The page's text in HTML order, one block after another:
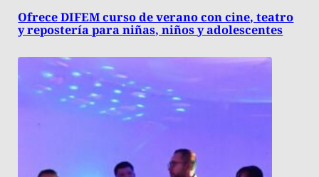
Ofrece DIFEM curso de verano con cine, teatro
y repostería para niñas, niños y adolescentes